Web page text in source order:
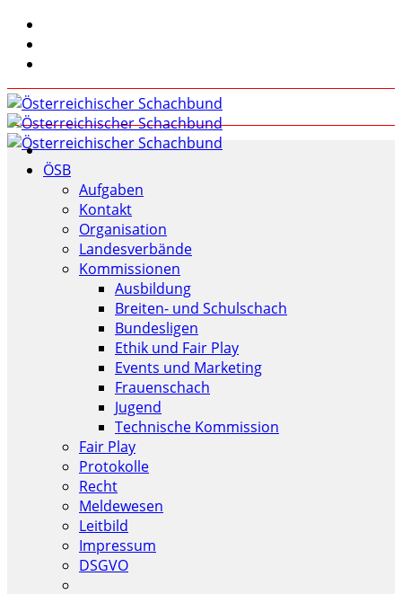
ÖSB
Aufgaben
Kontakt
Organisation
Landesverbände
Kommissionen
Ausbildung
Breiten- und Schulschach
Bundesligen
Ethik und Fair Play
Events und Marketing
Frauenschach
Jugend
Technische Kommission
Fair Play
Protokolle
Recht
Meldewesen
Leitbild
Impressum
DSGVO